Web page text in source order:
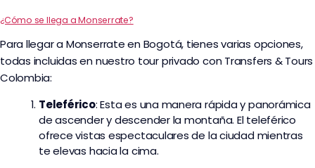
¿Cómo se llega a Monserrate?
Para llegar a Monserrate en Bogotá, tienes varias opciones,
todas incluidas en nuestro tour privado con Transfers & Tours
Colombia:
Teleférico: Esta es una manera rápida y panorámica
de ascender y descender la montaña. El teleférico
ofrece vistas espectaculares de la ciudad mientras
te elevas hacia la cima.